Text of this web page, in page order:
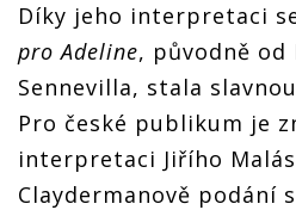
Díky jeho interpretaci
pro Adeline, původně od
Sennevilla, stala
Pro české publikum je
interpretaci Jiřího
Claydermanově podání